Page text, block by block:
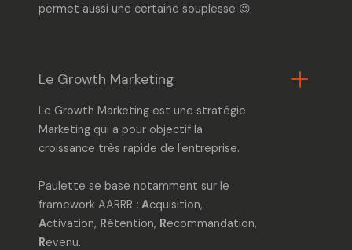
permet aussi une certaine souplesse 😉
Le Growth Marketing
Le Growth Marketingest une stratégie
Marketing qui a pour objectif la
croissance très rapide de l'entreprise.
Paulette se base notamment sur le
framework AARRR : Acquisition,
Activation, Rétention, Recommandation,
Revenu.